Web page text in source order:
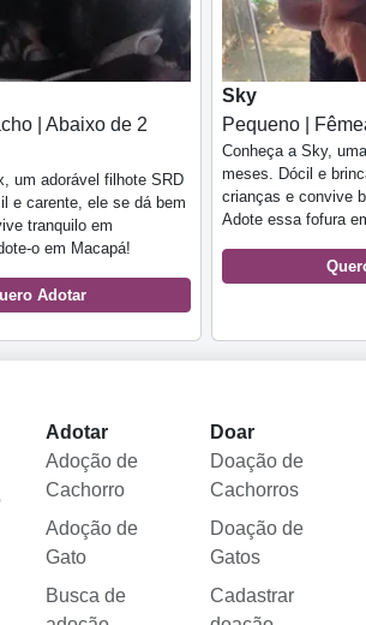
| Abaixo de 2
um adorável filhote SRD
e carente, ele se dá bem
tranquilo em
o em Macapá!
Adotar
Sky
Pequeno |
Conheça a Sky,
meses. Dócil e
crianças e convive
Adote essa fofura
Adotar
Adoção de
Cachorro
Adoção de
Gato
Busca de
Doar
Doação de
Cachorros
Doação de
Gatos
Cadastrar